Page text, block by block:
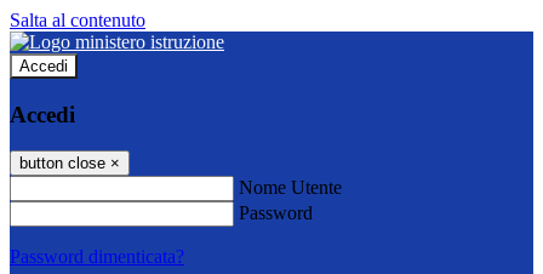
Salta al contenuto
Accedi
Accedi
button close ×
Nome Utente
Password
Password dimenticata?